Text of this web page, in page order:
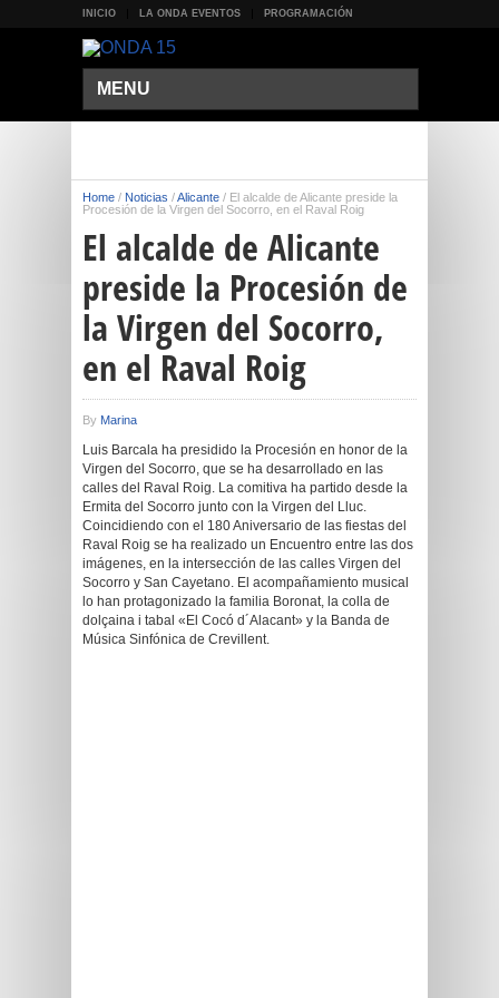
INICIO LA ONDA EVENTOS PROGRAMACIÓN
MENU
Home / Noticias /Alicante / El alcalde de Alicante preside la
Procesión de la Virgen del Socorro, en el Raval Roig
El alcalde de Alicante
preside la Procesión de
la Virgen del Socorro,
en el Raval Roig
By Marina
Luis Barcala ha presidido la Procesión en honor de la
Virgen del Socorro, que se ha desarrollado en las
calles del Raval Roig. La comitiva ha partido desde la
Ermita del Socorro junto con la Virgen del Lluc.
Coincidiendo con el 180 Aniversario de las fiestas del
Raval Roig se ha realizado un Encuentro entre las dos
imágenes, en la intersección de las calles Virgen del
Socorro y San Cayetano. El acompañamiento musical
lo han protagonizado la familia Boronat, la colla de
dolçaina i tabal «El Cocó d´Alacant» y la Banda de
Música Sinfónica de Crevillent.